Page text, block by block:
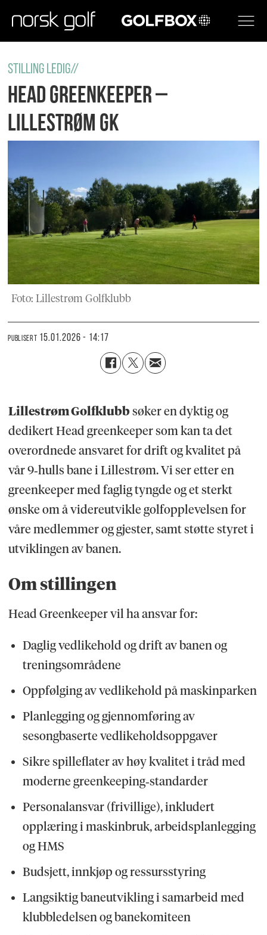
GOLFBOX
STILLING LEDIG//
Head Greenkeeper –
Lillestrøm GK
Foto: Lillestrøm Golfklubb
PUBLISERT 15.01.2026 - 14:17
Lillestrøm Golfklubb søker en dyktig og
dedikert Head greenkeeper som kan ta det
overordnede ansvaret for drift og kvalitet på
vår 9‑hulls bane i Lillestrøm. Vi ser etter en
greenkeeper med faglig tyngde og et sterkt
ønske om å videreutvikle golfopplevelsen for
våre medlemmer og gjester, samt støtte styret i
utviklingen av banen.
Om stillingen
Head Greenkeeper vil ha ansvar for:
Daglig vedlikehold og drift av banen og
treningsområdene
Oppfølging av vedlikehold på maskinparken
Planlegging og gjennomføring av
sesongbaserte vedlikeholdsoppgaver
Sikre spilleflater av høy kvalitet i tråd med
moderne greenkeeping‑standarder
Personalansvar (frivillige), inkludert
opplæring i maskinbruk, arbeidsplanlegging
og HMS
Budsjett, innkjøp og ressursstyring
Langsiktig baneutvikling i samarbeid med
klubbledelsen og banekomiteen